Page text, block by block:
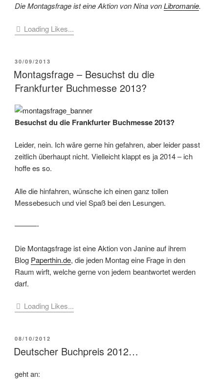
Die Montagsfrage ist eine Aktion von Nina vonLibromanie.
Loading Likes...
VERÖFFENTLICHT
AM
30/09/2013
Montagsfrage – Besuchst du die
Frankfurter Buchmesse 2013?
Besuchst du die Frankfurter Buchmesse 2013?
Leider, nein. Ich wäre gerne hin gefahren, aber leider passt
zeitlich überhaupt nicht. Vielleicht klappt es ja 2014 – ich
hoffe es so.
Alle die hinfahren, wünsche ich einen ganz tollen
Messebesuch und viel Spaß bei den Lesungen.
———-
Die Montagsfrage ist eine Aktion von Janine auf ihrem
Blog Paperthin.de, die jeden Montag eine Frage in den
Raum wirft, welche gerne von jedem beantwortet werden
darf.
Loading Likes...
VERÖFFENTLICHT
AM
08/10/2012
Deutscher Buchpreis 2012…
geht an: